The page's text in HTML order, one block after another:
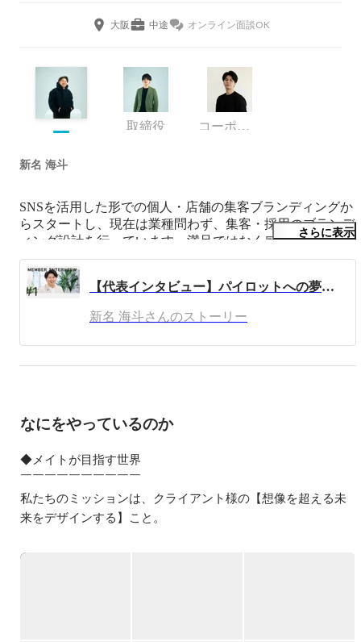
大阪 中途 オンライン面談OK
取締役 コーポレート・スタッフ
新名 海斗
SNSを活用した形での個人・店舗の集客ブランディングか
らスタートし、現在は業種問わず、集客・採用のブランデ
ィング設計を行っています。満足ではなく感動を届けるた
めに日々励んでいます。100％を越えた感動を創り続け、
時代を創っていけるよう挑戦しています。
さらに表示
【代表インタビュー】パイロットへの夢を断ち、銀行員、リクルートを経て、、、代表取締役新名海斗の創業ストーリー
新名 海斗さんのストーリー
なにをやっているのか
◆メイトが目指す世界
￣￣￣￣￣￣￣￣￣￣
私たちのミッションは、クライアント様の【想像を超える未
来をデザインする】こと。
こと。